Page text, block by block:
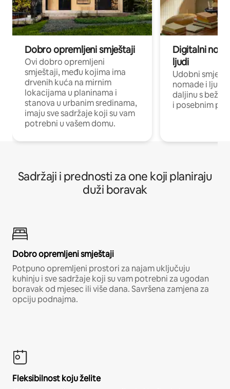
Dobro opremljeni smještaji
Ovi dobro opremljeni
smještaji, među kojima ima
drvenih kuća na mirnim
lokacijama u planinama i
stanova u urbanim sredinama,
imaju sve sadržaje koji su vam
potrebni u vašem domu.
Digitalni
ljudi
Udobni
nomade i ljude
daljinu s
i posebnim
Sadržaji i prednosti za one koji planiraju
duži boravak
Dobro opremljeni smještaji
Potpuno opremljeni prostori za najam uključuju
kuhinju i sve sadržaje koji su vam potrebni za ugodan
boravak od mjesec ili više dana. Savršena zamjena za
opciju podnajma.
Fleksibilnost koju želite